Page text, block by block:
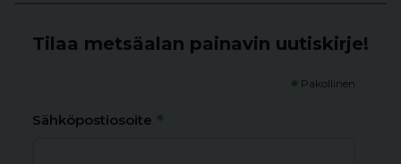
Tilaa metsäalan painavin uutiskirje!
* Pakollinen
Sähköpostiosoite *